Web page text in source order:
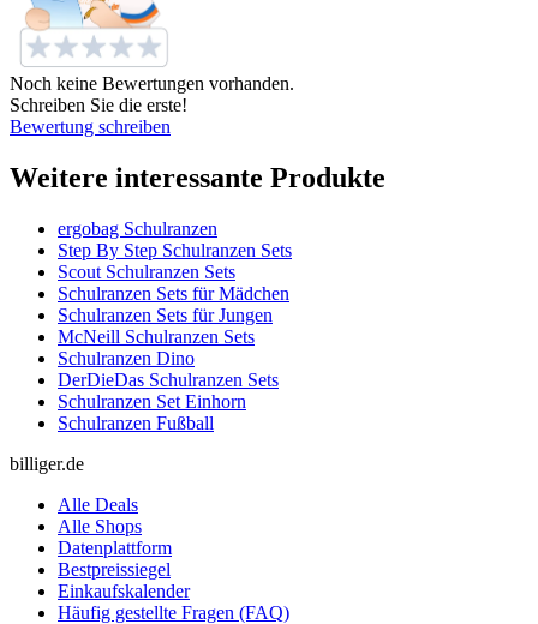
Noch keine Bewertungen vorhanden.
Schreiben Sie die erste!
Bewertung schreiben
Weitere interessante Produkte
ergobag Schulranzen
Step By Step Schulranzen Sets
Scout Schulranzen Sets
Schulranzen Sets für Mädchen
Schulranzen Sets für Jungen
McNeill Schulranzen Sets
Schulranzen Dino
DerDieDas Schulranzen Sets
Schulranzen Set Einhorn
Schulranzen Fußball
billiger.de
Alle Deals
Alle Shops
Datenplattform
Bestpreissiegel
Einkaufskalender
Häufig gestellte Fragen (FAQ)